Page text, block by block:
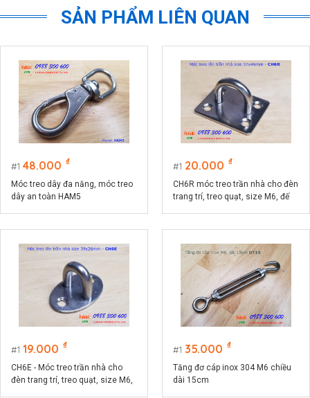
SẢN PHẨM LIÊN QUAN
1 48.000 ₫
Móc treo dây đa năng, móc treo
dây an toàn HAM5
1 20.000 ₫
CH6R móc treo trần nhà cho đèn
trang trí, treo quạt, size M6, đế
1 19.000 ₫
CH6E - Móc treo trần nhà cho
đèn trang trí, treo quạt, size M6,
1 35.000 ₫
Tăng đơ cáp inox 304 M6 chiều
dài 15cm